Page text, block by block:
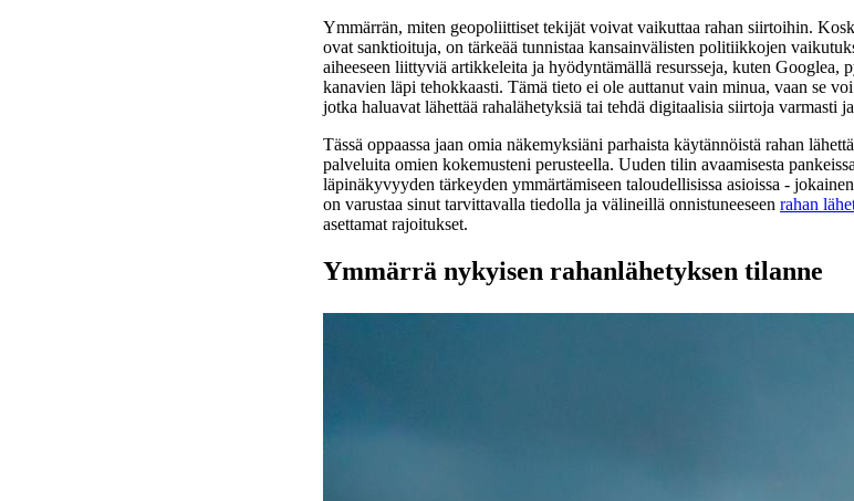
Ymmärrän, miten geopoliittiset tekijät voivat vaikuttaa rahan siirtoihin.
ovat sanktioituja, on tärkeää tunnistaa kansainvälisten politiikkojen
aiheeseen liittyviä artikkeleita ja hyödyntämällä resursseja, kuten Googlea,
kanavien läpi tehokkaasti. Tämä tieto ei ole auttanut vain minua, vaan se
jotka haluavat lähettää rahalähetyksiä tai tehdä digitaalisia siirtoja varmasti
Tässä oppaassa jaan omia näkemyksiäni parhaista käytännöistä rahan
palveluita omien kokemusteni perusteella. Uuden tilin avaamisesta
läpinäkyvyyden tärkeyden ymmärtämiseen taloudellisissa asioissa -
on varustaa sinut tarvittavalla tiedolla ja välineillä onnistuneeseen rahan
asettamat rajoitukset.
Ymmärrä nykyisen rahanlähetyksen tilanne